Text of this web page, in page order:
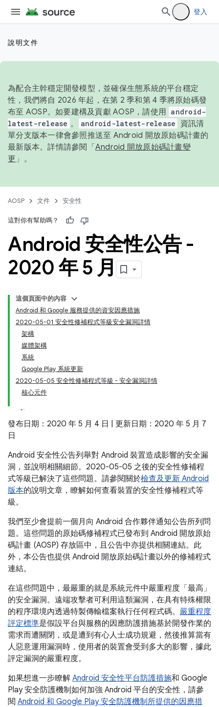
登入
說明文件
為配合主幹穩定開發模型，並確保生態系統的平台穩定
性，我們將自 2026 年起，在第 2 季和第 4 季將原始碼發
布至 AOSP。如要建構及貢獻 AOSP，請使用 android-
latest-release 。 android-latest-release
資訊清
單分支版本一律會參照推送至 Android 開放原始碼計畫的
最新版本。詳情請參閱「 Android 開放原始碼計畫變
更 」。
AOSP 文件 安全性
這對你有幫助嗎？
Android 安全性公告 -
2020 年 5 月
這個頁面中的內容
Android 和 Google 服務提供的資安因應措施
2020-05-01 安全性修補程式等級安全漏洞詳情
架構
媒體架構
系統
Google Play 系統更新
2020-05-05 安全性修補程式等級 - 安全漏洞詳情
核心元件
發布日期：2020 年 5 月 4 日 | 更新日期：2020 年 5 月 7
日
Android 安全性公告列舉對 Android 裝置造成影響的安全漏
洞，並說明相關細節。2020-05-05 之後的安全性修補程
式等級已解決了這些問題。請參閱關於檢查及更新 Android
版本的說明文章，瞭解如何查看裝置的安全性修補程式等
級。
我們至少會提前一個月向 Android 合作夥伴通知公告所列問
題。這些問題的原始碼修補程式已發布到 Android 開放原始
碼計畫 (AOSP) 存放區中，且公告中亦提供相關連結。此
外，本公告也提供 Android 開放原始碼計畫以外的修補程式
連結。
在這些問題中，最嚴重的就是系統元件中嚴重程度「最高」
的安全漏洞。遠端攻擊者可利用這類漏洞，在具有特殊權限
的程序環境內透過特製傳輸檔案執行任何程式碼。 嚴重程度
評定標準是假設平台與服務的因應防護措施基於開發作業的
需求而遭關閉，或是遭到有心人士成功規避，然後推算當有
人惡意運用漏洞時，使用者的裝置會受到多大的影響，據此
評定漏洞的嚴重程度。
如果想進一步瞭解 Android 安全性平台防護措施和 Google
Play 安全防護機制如何加強 Android 平台的安全性，請參
閱 Android 和 Google Play 安全防護機制所提供的因應措